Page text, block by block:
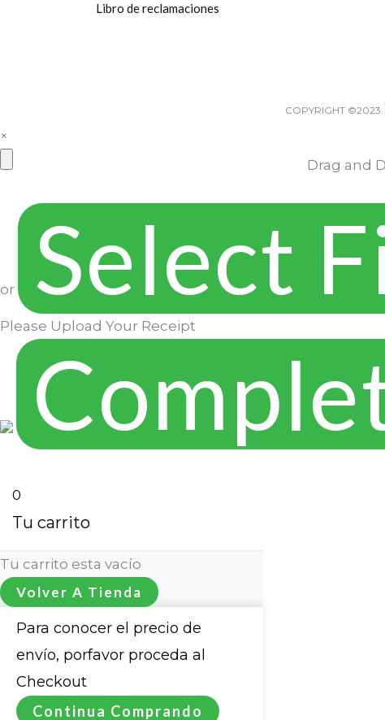
Libro de reclamaciones
COPYRIGHT ©2023.
×
Drag and
or Select
Please Upload Your Receipt
0
Tu carrito
Tu carrito esta vacío
Volver A Tienda
Para conocer el precio de
envío, porfavor proceda al
Checkout
Continua Comprando